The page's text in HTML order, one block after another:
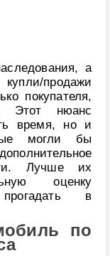
а
продажи
покупателя,
Этот нюанс
время, но и
могли бы
Лучше их
оценку
в
по